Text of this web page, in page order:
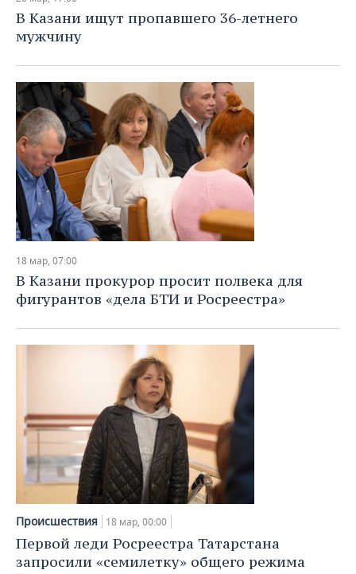
В Казани ищут пропавшего 36-летнего
мужчину
18 мар, 07:00
В Казани прокурор просит полвека для
фигурантов «дела БТИ и Росреестра»
Происшествия 18 мар, 00:00
Первой леди Росреестра Татарстана
запросили «семилетку» общего режима